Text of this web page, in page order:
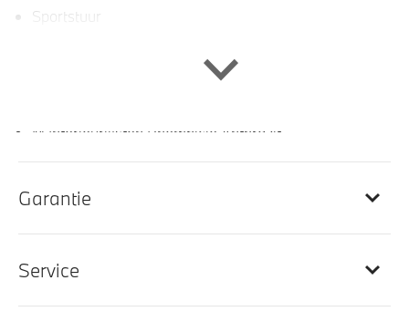
Sportstuur
M Sportstuurwiel met leder bekleed
M Interieurlijsten Rhombicle Anthrazit
M Hemelbekleding in Anthrazit uitgevoerd
Automatische dimmende binnenspiegel
Elektrisch verwarmde voorstoelen
Elektrisch verstelbare lendensteun voor bestuurder
Garantie
Service